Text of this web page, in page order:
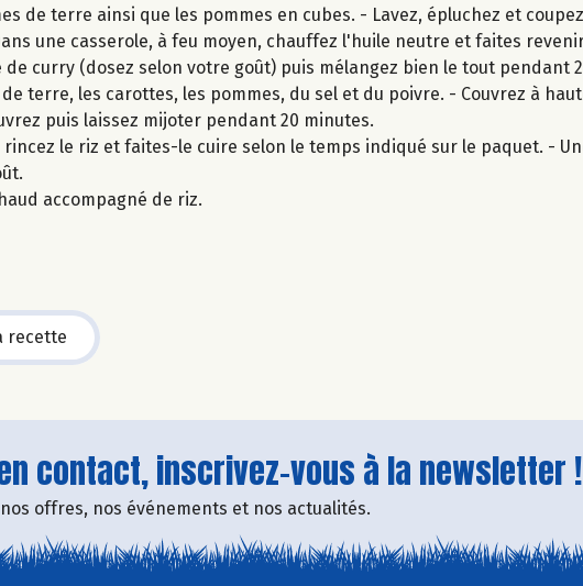
de terre ainsi que les pommes en cubes. - Lavez, épluchez et
une casserole, à feu moyen, chauffez l'huile neutre et faites
curry (dosez selon votre goût) puis mélangez bien le tout pendant
terre, les carottes, les pommes, du sel et du poivre. - Couvrez à
puis laissez mijoter pendant 20 minutes.
rincez le riz et faites-le cuire selon le temps indiqué sur le paquet. -
accompagné de riz.
recette
contact, inscrivez-vous à la newsletter !
offres, nos événements et nos actualités.